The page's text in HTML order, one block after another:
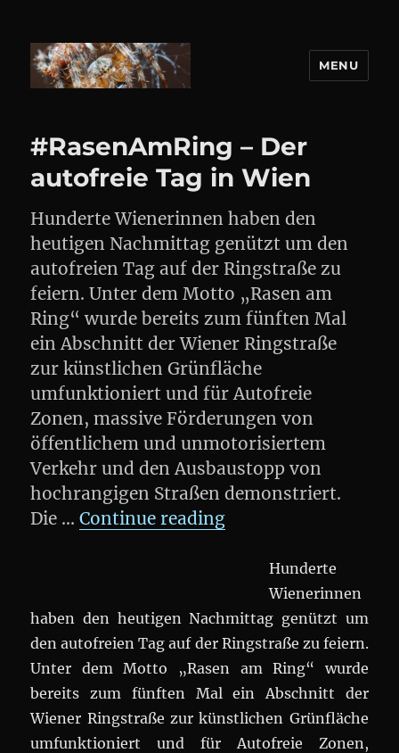
MENU
#RasenAmRing – Der
autofreie Tag in Wien
Hunderte Wienerinnen haben den
heutigen Nachmittag genützt um den
autofreien Tag auf der Ringstraße zu
feiern. Unter dem Motto „Rasen am
Ring“ wurde bereits zum fünften Mal
ein Abschnitt der Wiener Ringstraße
zur künstlichen Grünfläche
umfunktioniert und für Autofreie
Zonen, massive Förderungen von
öffentlichem und unmotorisiertem
Verkehr und den Ausbaustopp von
hochrangigen Straßen demonstriert.
Die …Continue reading„#RasenAmRing –
Hunderte
Wienerinnen
haben den heutigen Nachmittag genützt um
den autofreien Tag auf der Ringstraße zu feiern.
Unter dem Motto „Rasen am Ring“ wurde
bereits zum fünften Mal ein Abschnitt der
Wiener Ringstraße zur künstlichen Grünfläche
umfunktioniert und für Autofreie Zonen,